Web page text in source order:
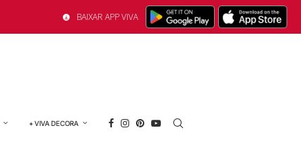
BAIXAR APP VIVA
+ VIVA DECORA